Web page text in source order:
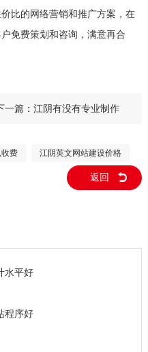
比的网络营销和推广方案，在
免费策划和咨询，满意再合
一篇： 江阴有没有专业制作
费 江阴英文网站建设价格
返回
水平好
程序好